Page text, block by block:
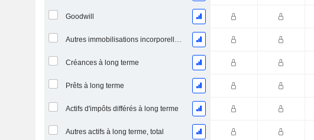
Goodwill
Autres immobilisations incorporelles, total
Créances à long terme
Prêts à long terme
Actifs d'impôts différés à long terme
Autres actifs à long terme, total